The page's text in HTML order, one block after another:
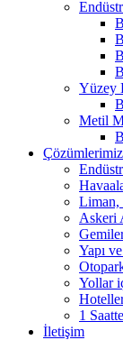
Yüzey
Metil
Çözümlerimiz
Liman,
Askeri
Yapı
Yollar
1
İletişim